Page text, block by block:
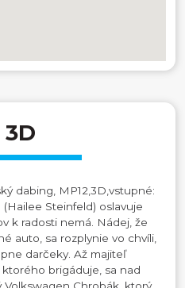
3D
dabing, MP12,3D,vstupné:
Steinfeld) oslavuje
k radosti nemá. Nádej, že
auto, sa rozplynie vo chvíli,
darčeky. Až majiteľ
brigáduje, sa nad
Chrobák, ktorý